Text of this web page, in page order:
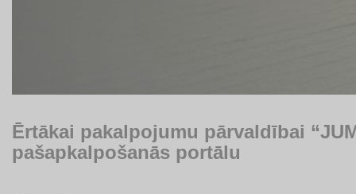
Ērtākai pakalpojumu pārvaldībai
pašapkalpošanās portālu